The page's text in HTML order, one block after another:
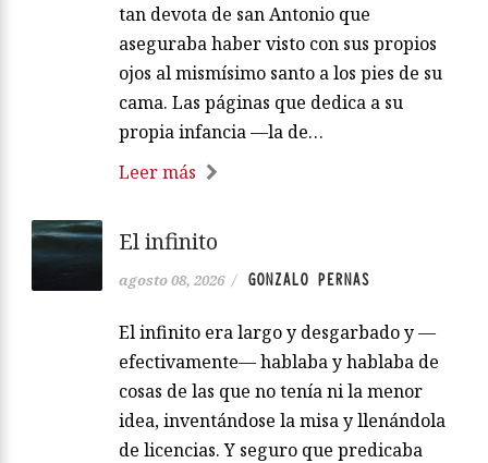
tan devota de san Antonio que
aseguraba haber visto con sus propios
ojos al mismísimo santo a los pies de su
cama. Las páginas que dedica a su
propia infancia —la de…
Leer más
El infinito
agosto 08, 2026 / GONZALO PERNAS
El infinito era largo y desgarbado y —
efectivamente— hablaba y hablaba de
cosas de las que no tenía ni la menor
idea, inventándose la misa y llenándola
de licencias. Y seguro que predicaba